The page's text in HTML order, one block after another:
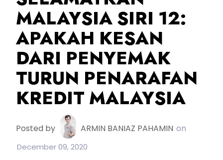
MALAYSIA SIRI 12:
APAKAH KESAN
DARI PENYEMAK
TURUN PENARAFAN
KREDIT MALAYSIA
Posted by ARMIN BANIAZ PAHAMIN on
December 09, 2020